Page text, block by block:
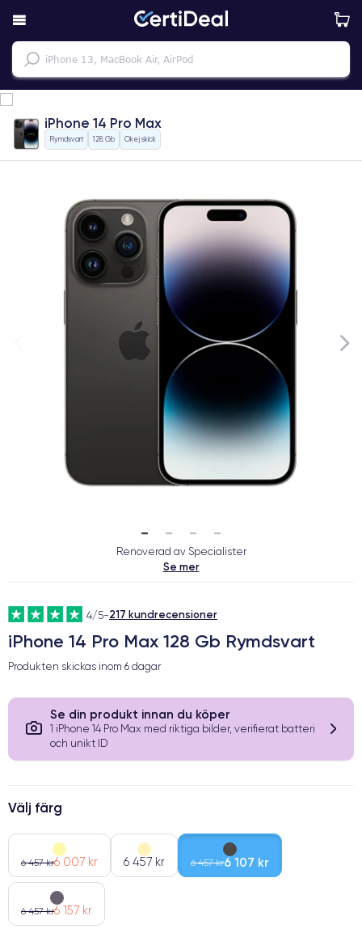
iPhone 14 Pro Max
Rymdsvart 128 Gb Okej skick
Renoverad av Specialister
Se mer
4/5-217 kundrecensioner
iPhone 14 Pro Max 128 Gb Rymdsvart
Produkten skickas inom 6 dagar
Se din produkt innan du köper
1 iPhone 14 Pro Max med riktiga bilder, verifierat batteri
och unikt ID
Välj färg
6 457 kr6 007 kr 6 457 kr 6 457 kr6 107 kr
6 457 kr6 157 kr